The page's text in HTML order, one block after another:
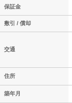
保証金
敷引 / 償却
交通
住所
築年月